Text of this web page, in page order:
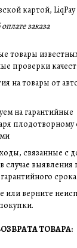
картой, LiqPay
заказа
товары
проверки
на товары от
на гарантийные
плодотворному
связанные с
случае
срока
или верните
ТОВАРА: